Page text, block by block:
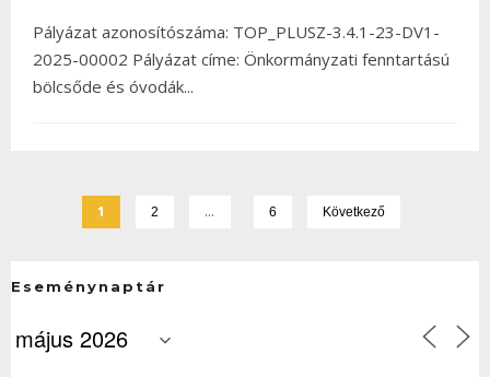
Pályázat azonosítószáma: TOP_PLUSZ-3.4.1-23-DV1-
2025-00002 Pályázat címe: Önkormányzati fenntartású
bölcsőde és óvodák...
1 2 … 6 Következő
Eseménynaptár